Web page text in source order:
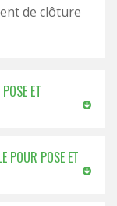
de clôture
ET
POUR POSE ET